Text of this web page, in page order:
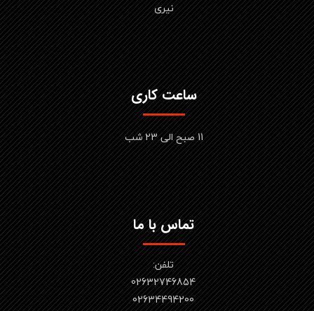
نیری
ساعت کاری
11 صبح الی 23 شب
تماس با ما
تلفن:
02632746854
​​​​​​​02634494200